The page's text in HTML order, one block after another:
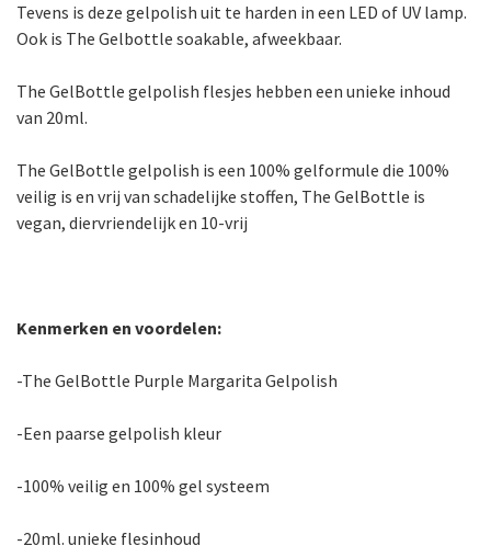
Tevens is deze gelpolish uit te harden in een LED of UV lamp.
Ook is The Gelbottle soakable, afweekbaar.
The GelBottle gelpolish flesjes hebben een unieke inhoud
van 20ml.
The GelBottle gelpolish is een 100% gelformule die 100%
veilig is en vrij van schadelijke stoffen, The GelBottle is
vegan, diervriendelijk en 10-vrij
Kenmerken en voordelen:
-The GelBottle Purple Margarita Gelpolish
-Een paarse gelpolish kleur
-100% veilig en 100% gel systeem
-20ml. unieke flesinhoud